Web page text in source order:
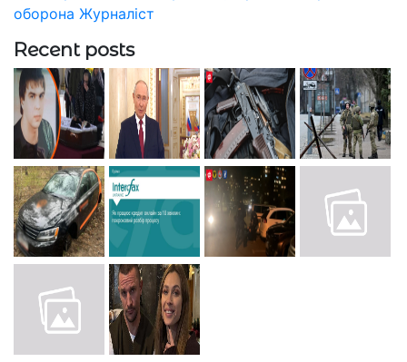
оборона Журналіст
Recent posts